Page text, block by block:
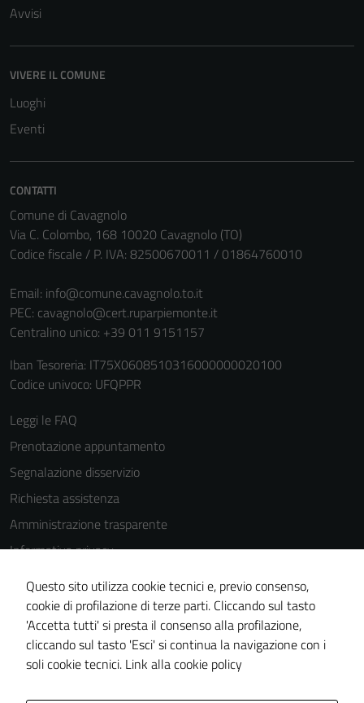
Avvisi
VIVERE IL COMUNE
Luoghi
Eventi
CONTATTI
Comune di Cavagnolo
Via C. Colombo, 168 10020 Cavagnolo (TO)
Codice fiscale / P. IVA: 82500670011 / 01864760010
Email: info@comune.cavagnolo.to.it
PEC: cavagnolo@cert.ruparpiemonte.it
Centralino unico: +39 011 9151157
Iban Tesoreria: IT75X0608510316000000020100
Codice univoco: UFQPPR
Leggi le FAQ
Prenotazione appuntamento
Segnalazione disservizio
Richiesta assistenza
Amministrazione trasparente
Informativa privacy
Cookie Policy
Note legali
Dichiarazione di accessibilità
Piano di miglioramento del sito
Questo sito utilizza cookie tecnici e, previo consenso,
cookie di profilazione di terze parti. Cliccando sul tasto
'Accetta tutti' si presta il consenso alla profilazione,
cliccando sul tasto 'Esci' si continua la navigazione con i
soli cookie tecnici. Link alla cookie policy
disabilitati.
Questi cookie
non raccolgono
informazioni
personali.